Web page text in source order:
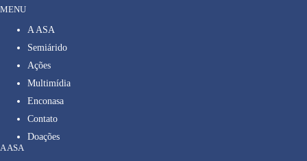
MENU
A ASA
Semiárido
Ações
Multimídia
Enconasa
Contato
Doações
A ASA